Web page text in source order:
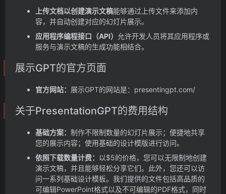
上传文档以创建演示文稿能够通过上传文件来添加内
容，并自动创建对应的幻灯片展示。
应用程序编程接口（API） 允许开发人员将其应用程序或
服务与演示文稿的生成功能相结合。
展示GPT的官方页面
官方网站： 展示GPT的网站是：presentingpt.com/
关于PresentationGPT的费用结构
基础方案： 制作不限制数量的幻灯片展示；便捷地共享
您的展示内容；使用基础的设计模版进行访问。
依照下载数量计费：
以$5的价格，您可以无限制地创建
演示文稿，并且能够轻松分享它们。此外，您还可以访
问一系列基础设计模板。我们提供的文件包括高品质的
可编辑PowerPoint格式以及不可编辑的PDF格式，同时